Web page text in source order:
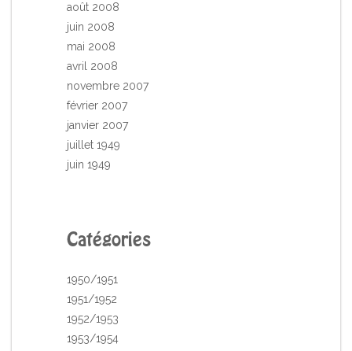
août 2008
juin 2008
mai 2008
avril 2008
novembre 2007
février 2007
janvier 2007
juillet 1949
juin 1949
Catégories
1950/1951
1951/1952
1952/1953
1953/1954